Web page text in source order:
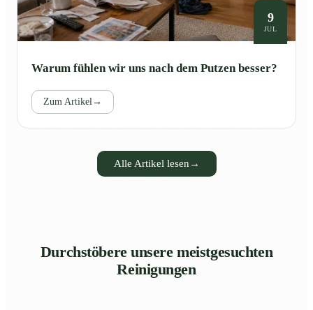
9
JUL
Warum fühlen wir uns nach dem Putzen besser?
Zum Artikel→
Alle Artikel lesen →
Durchstöbere unsere meistgesuchten
Reinigungen